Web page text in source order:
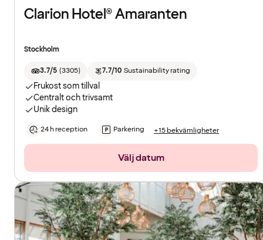
Clarion Hotel® Amaranten
Stockholm
3.7/5 (3305) 7.7/10 Sustainability rating
Frukost som tillval
Centralt och trivsamt
Unik design
24 h reception Parkering +15 bekvämligheter
Välj datum